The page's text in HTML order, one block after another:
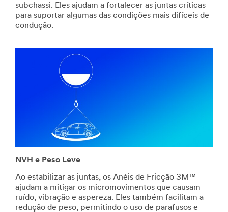
subchassi. Eles ajudam a fortalecer as juntas críticas
para suportar algumas das condições mais difíceis de
condução.
NVH e Peso Leve
Ao estabilizar as juntas, os Anéis de Fricção 3M™
ajudam a mitigar os micromovimentos que causam
ruído, vibração e aspereza. Eles também facilitam a
redução de peso, permitindo o uso de parafusos e